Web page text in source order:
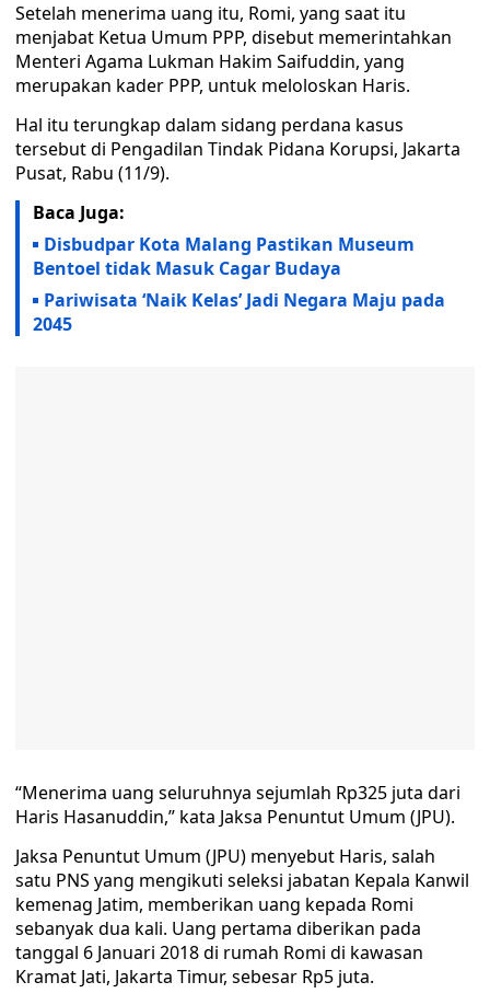
Setelah menerima uang itu, Romi, yang saat itu
menjabat Ketua Umum PPP, disebut memerintahkan
Menteri Agama Lukman Hakim Saifuddin, yang
merupakan kader PPP, untuk meloloskan Haris.
Hal itu terungkap dalam sidang perdana kasus
tersebut di Pengadilan Tindak Pidana Korupsi, Jakarta
Pusat, Rabu (11/9).
Baca Juga:
Disbudpar Kota Malang Pastikan Museum
Bentoel tidak Masuk Cagar Budaya
Pariwisata ‘Naik Kelas’ Jadi Negara Maju pada
2045
“Menerima uang seluruhnya sejumlah Rp325 juta dari
Haris Hasanuddin,” kata Jaksa Penuntut Umum (JPU).
Jaksa Penuntut Umum (JPU) menyebut Haris, salah
satu PNS yang mengikuti seleksi jabatan Kepala Kanwil
kemenag Jatim, memberikan uang kepada Romi
sebanyak dua kali. Uang pertama diberikan pada
tanggal 6 Januari 2018 di rumah Romi di kawasan
Kramat Jati, Jakarta Timur, sebesar Rp5 juta.